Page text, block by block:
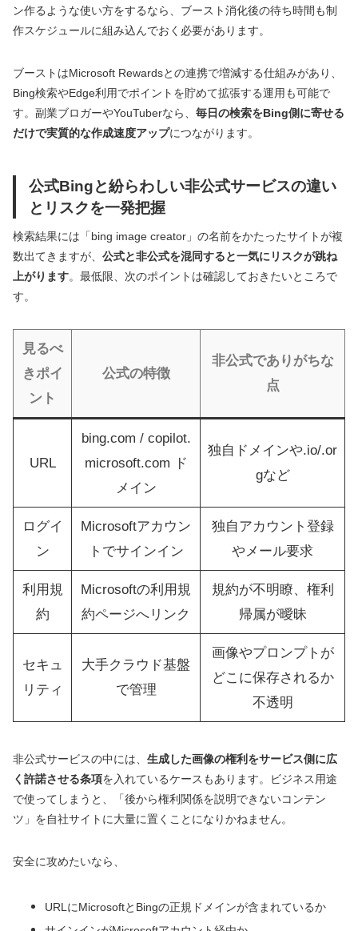
ン作るような使い方をするなら、ブースト消化後の待ち時間も制
作スケジュールに組み込んでおく必要があります。
ブーストはMicrosoft Rewardsとの連携で増減する仕組みがあり、
Bing検索やEdge利用でポイントを貯めて拡張する運用も可能で
す。副業ブロガーやYouTuberなら、 毎日の検索をBing側に寄せる
だけで実質的な作成速度アップにつながります。
公式Bingと紛らわしい非公式サービスの違い
とリスクを一発把握
検索結果には「bing image creator」の名前をかたったサイトが複
数出てきますが、 公式と非公式を混同すると一気にリスクが跳ね
上がります。最低限、次のポイントは確認しておきたいところで
す。
見るべ
きポイ
ント
公式の特徴
非公式でありがちな
点
URL
bing.com / copilot.
microsoft.com ド
メイン
独自ドメインや.io/.or
gなど
ログイ
ン
Microsoftアカウン
トでサインイン
独自アカウント登録
やメール要求
利用規
約
Microsoftの利用規
約ページへリンク
規約が不明瞭、権利
帰属が曖昧
セキュ
リティ
大手クラウド基盤
で管理
画像やプロンプトが
どこに保存されるか
不透明
非公式サービスの中には、 生成した画像の権利をサービス側に広
く許諾させる条項を入れているケースもあります。ビジネス用途
で使ってしまうと、「後から権利関係を説明できないコンテン
ツ」を自社サイトに大量に置くことになりかねません。
安全に攻めたいなら、
URLにMicrosoftとBingの正規ドメインが含まれているか